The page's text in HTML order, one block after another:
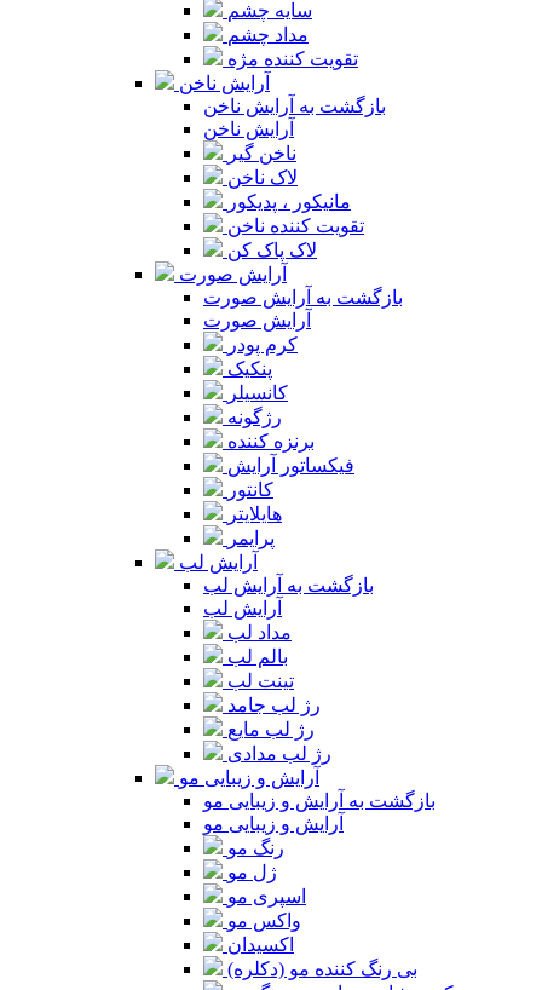
سایه چشم
مداد چشم
تقویت کننده مژه
آرایش ناخن
بازگشت به آرایش ناخن
آرایش ناخن
ناخن گیر
لاک ناخن
مانیکور ، پدیکور
تقویت کننده ناخن
لاک پاک کن
آرایش صورت
بازگشت به آرایش صورت
آرایش صورت
کرم پودر
پنکیک
کانسیلر
رژگونه
برنزه کننده
فیکساتور آرایش
کانتور
هایلایتر
پرایمر
آرایش لب
بازگشت به آرایش لب
آرایش لب
مداد لب
بالم لب
تینت لب
رژ لب جامد
رژ لب مایع
رژ لب مدادی
آرایش و زیبایی مو
بازگشت به آرایش و زیبایی مو
آرایش و زیبایی مو
رنگ مو
ژل مو
اسپری مو
واکس مو
اکسیدان
بی رنگ کننده مو (دکلره)